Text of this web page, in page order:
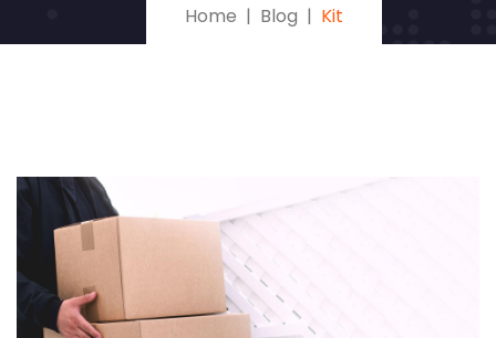
Home Blog Kit